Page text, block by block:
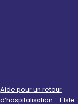
Aide pour un retour
d’hospitalisation – L'Isle-